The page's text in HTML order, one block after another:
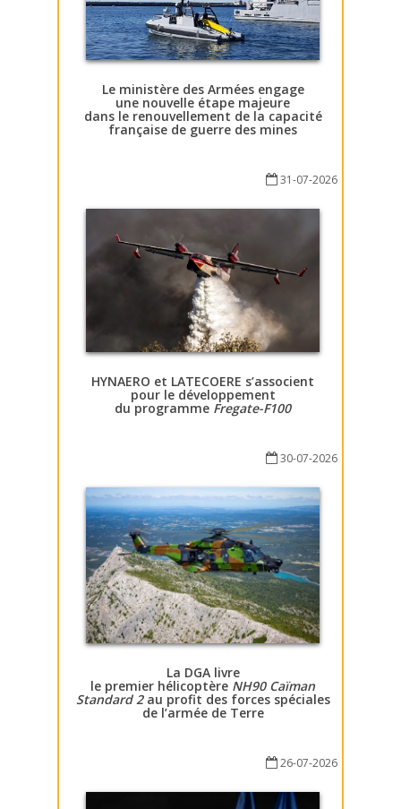
Le ministère des Armées engage
une nouvelle étape majeure
dans le renouvellement de la capacité
française de guerre des mines
31-07-2026
HYNAERO et LATECOERE s’associent
pour le développement
du programme Fregate-F100
30-07-2026
La DGA livre
le premier hélicoptère NH90 Caïman
Standard 2au profit des forces spéciales
de l’armée de Terre
26-07-2026